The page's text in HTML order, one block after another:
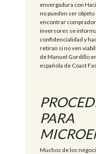
envergadura con
no pueden ser
encontrar
inversores se
confidencialidad y
retiran si no ven
de Manuel Gordillo
española de Coast
PARA
Muchos de los